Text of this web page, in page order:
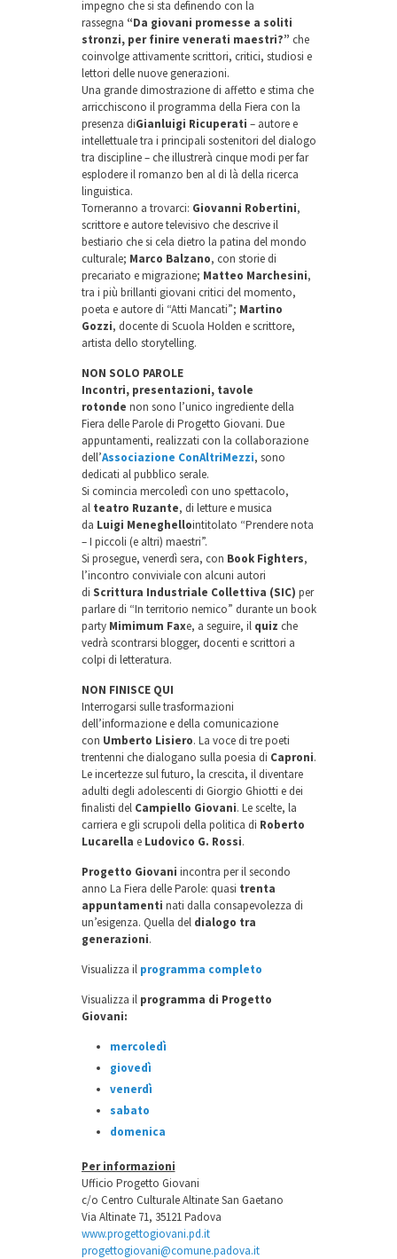
impegno che si sta definendo con la
rassegna “Da giovani promesse a soliti
stronzi, per finire venerati maestri?” che
coinvolge attivamente scrittori, critici, studiosi e
lettori delle nuove generazioni.
Una grande dimostrazione di affetto e stima che
arricchiscono il programma della Fiera con la
presenza diGianluigi Ricuperati – autore e
intellettuale tra i principali sostenitori del dialogo
tra discipline – che illustrerà cinque modi per far
esplodere il romanzo ben al di là della ricerca
linguistica.
Torneranno a trovarci: Giovanni Robertini,
scrittore e autore televisivo che descrive il
bestiario che si cela dietro la patina del mondo
culturale; Marco Balzano, con storie di
precariato e migrazione; Matteo Marchesini,
tra i più brillanti giovani critici del momento,
poeta e autore di “Atti Mancati”; Martino
Gozzi, docente di Scuola Holden e scrittore,
artista dello storytelling.
NON SOLO PAROLE
Incontri, presentazioni, tavole
rotonde non sono l’unico ingrediente della
Fiera delle Parole di Progetto Giovani. Due
appuntamenti, realizzati con la collaborazione
dell’Associazione ConAltriMezzi, sono
dedicati al pubblico serale.
Si comincia mercoledì con uno spettacolo,
al teatro Ruzante, di letture e musica
da Luigi Meneghellointitolato “Prendere nota
– I piccoli (e altri) maestri”.
Si prosegue, venerdì sera, con Book Fighters,
l’incontro conviviale con alcuni autori
di Scrittura Industriale Collettiva (SIC) per
parlare di “In territorio nemico” durante un book
party Mimimum Faxe, a seguire, il quiz che
vedrà scontrarsi blogger, docenti e scrittori a
colpi di letteratura.
NON FINISCE QUI
Interrogarsi sulle trasformazioni
dell’informazione e della comunicazione
con Umberto Lisiero. La voce di tre poeti
trentenni che dialogano sulla poesia di Caproni.
Le incertezze sul futuro, la crescita, il diventare
adulti degli adolescenti di Giorgio Ghiotti e dei
finalisti del Campiello Giovani. Le scelte, la
carriera e gli scrupoli della politica di Roberto
Lucarella eLudovico G. Rossi.
Progetto Giovani incontra per il secondo
anno La Fiera delle Parole: quasi trenta
appuntamenti nati dalla consapevolezza di
un’esigenza. Quella del dialogo tra
generazioni.
Visualizza il programma completo
Visualizza il programma di Progetto
Giovani:
mercoledì
giovedì
venerdì
sabato
domenica
Per informazioni
Ufficio Progetto Giovani
c/o Centro Culturale Altinate San Gaetano
Via Altinate 71, 35121 Padova
www.progettogiovani.pd.it
progettogiovani@comune.padova.it